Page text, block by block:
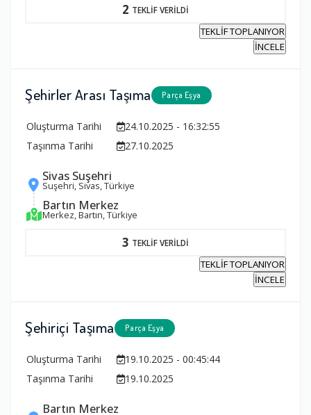
2 TEKLİF VERİLDİ
TEKLİF TOPLANIYOR
İNCELE
Şehirler Arası Taşıma Parça Eşya
Oluşturma Tarihi
24.10.2025 - 16:32:55
Taşınma Tarihi
27.10.2025
Sivas Suşehri
Suşehri, Sivas, Türkiye
Bartın Merkez
Merkez, Bartın, Türkiye
3 TEKLİF VERİLDİ
TEKLİF TOPLANIYOR
İNCELE
Şehiriçi Taşıma Parça Eşya
Oluşturma Tarihi
19.10.2025 - 00:45:44
Taşınma Tarihi
19.10.2025
Bartın Merkez